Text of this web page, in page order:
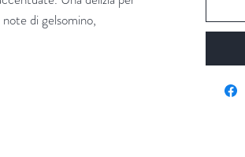
di gelsomino,